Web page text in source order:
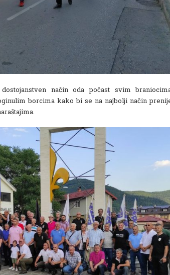
način oda počast svim
borcima kako bi se na najbolji način